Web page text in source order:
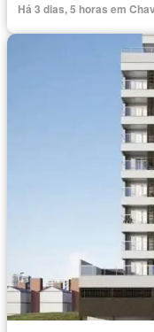
Há 3 dias, 5 horas em